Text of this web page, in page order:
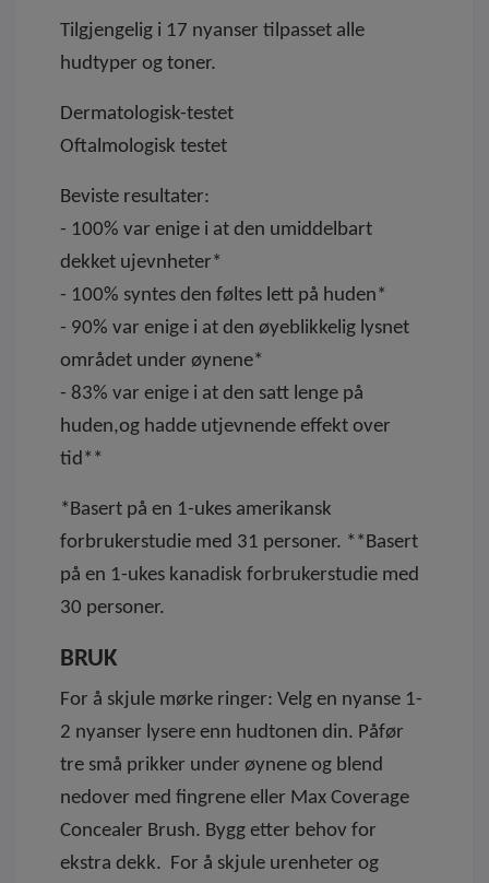
Tilgjengelig i 17 nyanser tilpasset alle
hudtyper og toner.
Dermatologisk-testet
Oftalmologisk testet
Beviste resultater:
- 100% var enige i at den umiddelbart
dekket ujevnheter*
- 100% syntes den føltes lett på huden*
- 90% var enige i at den øyeblikkelig lysnet
området under øynene*
- 83% var enige i at den satt lenge på
huden,og hadde utjevnende effekt over
tid**
*Basert på en 1-ukes amerikansk
forbrukerstudie med 31 personer. **Basert
på en 1-ukes kanadisk forbrukerstudie med
30 personer.
BRUK
For å skjule mørke ringer: Velg en nyanse 1-
2 nyanser lysere enn hudtonen din. Påfør
tre små prikker under øynene og blend
nedover med fingrene eller Max Coverage
Concealer Brush. Bygg etter behov for
ekstra dekk. For å skjule urenheter og